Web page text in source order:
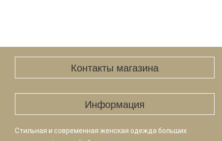
Контакты магазина
Информация
Стильная и современная женская одежда больших